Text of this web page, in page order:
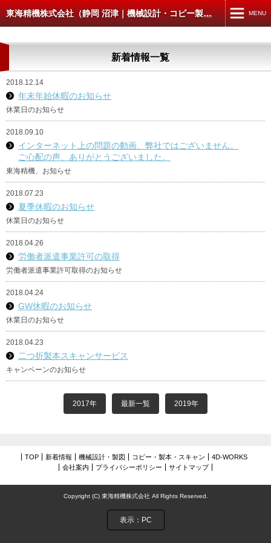
東海精機株式会社（静岡 沼津｜機械設計・コピー製本スキャン） MENU
機械設計・製図
コピー・製本・スキャン
コピー・データ出力
製本
スキャン
CAD入出力
建築・土木の方へ
4D-WORKS
新着情報一覧
2018.12.14
年末年始休暇のお知らせ
休業日のお知らせ
2018.09.10
インターネット上の問題の動画、弊社ではございません。
ご心配の声、ありがとうございました。
東海精機、お知らせ
2018.07.23
夏季休暇のお知らせ
休業日のお知らせ
2018.04.26
労働者派遣事業許可の取得
労働者派遣事業許可取得のお知らせ
2018.04.24
GW休暇のお知らせ
休業日のお知らせ
2018.04.23
二つ折製本スキャンサービス
キャンペーンのお知らせ
2017年 最新一覧 2019年
TOP 新着情報 機械設計・製図 コピー・製本・スキャン
4D-WORKS
会社案内
プライバシーポリシー サイトマップ
Copyright (C) 東海精機株式会社 All Rights Reserved.
表示：PC